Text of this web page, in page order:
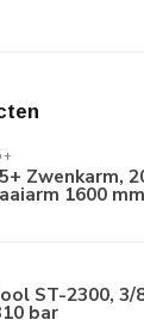
Zwenkarm,
1600 mm
ST-2300, 3/
bar